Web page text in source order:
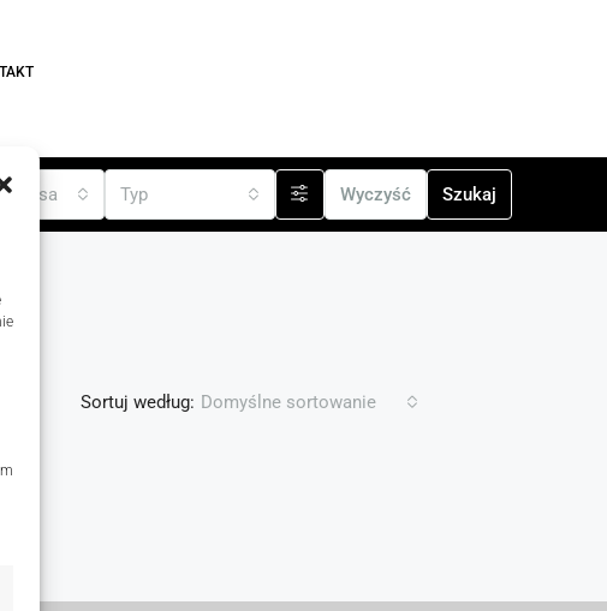
transakcji Typ Wyczyść Szukaj
Sortuj według: Domyślne sortowanie